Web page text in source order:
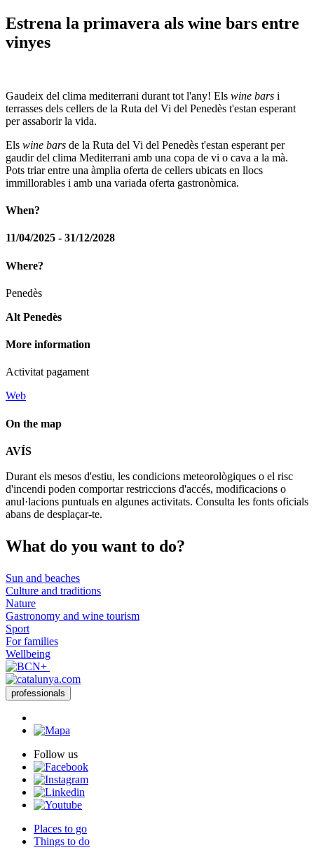
Estrena la primavera als wine bars entre
vinyes
Gaudeix del clima mediterrani durant tot l'any! Els wine bars i
terrasses dels cellers de la Ruta del Vi del Penedès t'estan esperant
per assaborir la vida.
Els wine bars de la Ruta del Vi del Penedès t'estan esperant per
gaudir del clima Mediterrani amb una copa de vi o cava a la mà.
Pots triar entre una àmplia oferta de cellers ubicats en llocs
immillorables i amb una variada oferta gastronòmica.
When?
11/04/2025 - 31/12/2028
Where?
Penedès
Alt Penedès
More information
Activitat pagament
Web
On the map
−
AVÍS
Durant els mesos d'estiu, les condicions meteorològiques o el risc
d'incendi poden comportar restriccions d'accés, modificacions o
anul·lacions puntuals en algunes activitats. Consulta les fonts oficials
abans de desplaçar-te.
What do you want to do?
Sun and beaches
Culture and traditions
Nature
Gastronomy and wine tourism
Sport
For families
Wellbeing
professionals
Follow us
Places to go
Things to do